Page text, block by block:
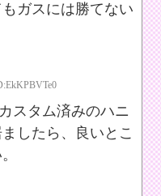
ガスには勝てない
スタム済みのハニ
したら、良いとこ